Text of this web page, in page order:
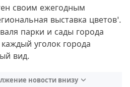
своим ежегодным
выставка цветов'.
парки и сады города
уголок города
вид.
новости внизу